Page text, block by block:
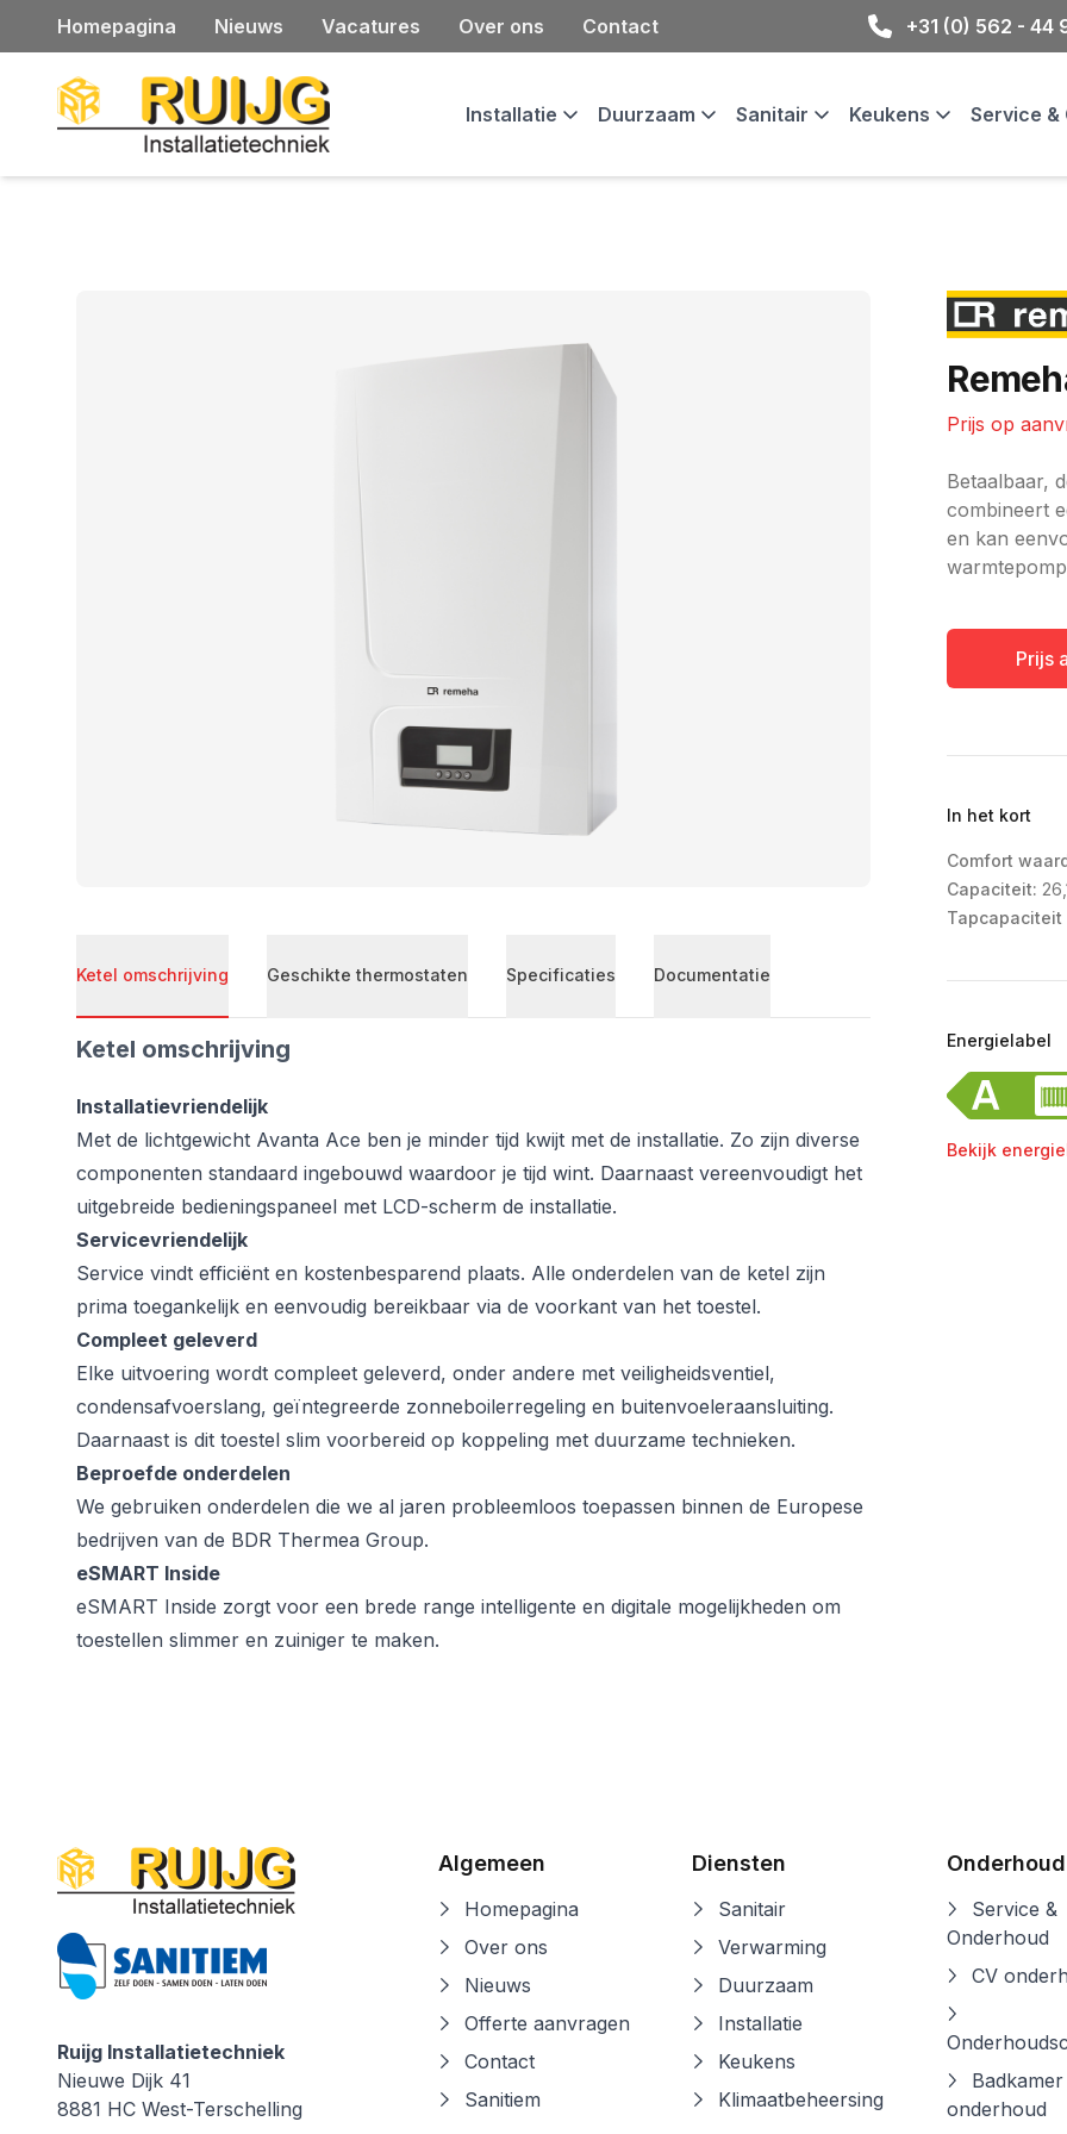
Homepagina Nieuws Vacatures Over ons Contact +31 (0) 562 - 44
Installatie Duurzaam Sanitair Keukens Service &
Prijs op
Merk
Betaalbaar,
combineert
en kan
Prijs
In het kort
Comfort
Capaciteit:
Tapcapaciteit
Energielabel
Bekijk
Ketel omschrijving Geschikte thermostaten Specificaties Documentatie
Ketel omschrijving
Installatievriendelijk
Met de lichtgewicht Avanta Ace ben je minder tijd kwijt met de installatie. Zo zijn diverse
componenten standaard ingebouwd waardoor je tijd wint. Daarnaast vereenvoudigt het
uitgebreide bedieningspaneel met LCD-scherm de installatie.
Servicevriendelijk
Service vindt efficiënt en kostenbesparend plaats. Alle onderdelen van de ketel zijn
prima toegankelijk en eenvoudig bereikbaar via de voorkant van het toestel.
Compleet geleverd
Elke uitvoering wordt compleet geleverd, onder andere met veiligheidsventiel,
condensafvoerslang, geïntegreerde zonneboilerregeling en buitenvoeleraansluiting.
Daarnaast is dit toestel slim voorbereid op koppeling met duurzame technieken.
Beproefde onderdelen
We gebruiken onderdelen die we al jaren probleemloos toepassen binnen de Europese
bedrijven van de BDR Thermea Group.
eSMART Inside
eSMART Inside zorgt voor een brede range intelligente en digitale mogelijkheden om
toestellen slimmer en zuiniger te maken.
Ruijg Installatietechniek
Ruijg Installatietechniek
Nieuwe Dijk 41
8881 HC West-Terschelling
Algemeen
Homepagina
Over ons
Nieuws
Offerte aanvragen
Contact
Sanitiem
Diensten
Sanitair
Verwarming
Duurzaam
Installatie
Keukens
Klimaatbeheersing
Onderhoud
Service &
Onderhoud
CV
Badkamer
onderhoud